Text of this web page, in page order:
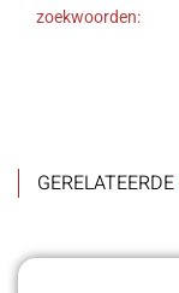
zoekwoorden:
GERELATEERDE